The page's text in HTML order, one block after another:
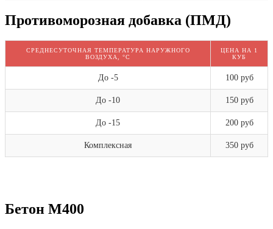
Противоморозная добавка (ПМД)
СРЕДНЕСУТОЧНАЯ ТЕМПЕРАТУРА НАРУЖНОГО
ВОЗДУХА, °C
ЦЕНА НА 1
КУБ
До -5 100 руб
До -10 150 руб
До -15 200 руб
Комплексная 350 руб
Бетон М400